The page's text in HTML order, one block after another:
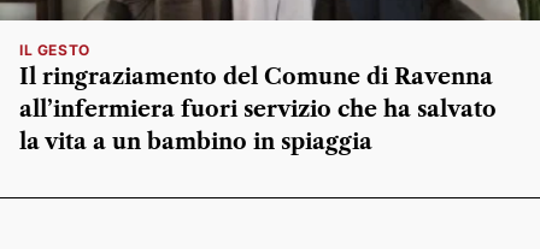
IL GESTO
Il ringraziamento del Comune di Ravenna
all’infermiera fuori servizio che ha salvato
la vita a un bambino in spiaggia